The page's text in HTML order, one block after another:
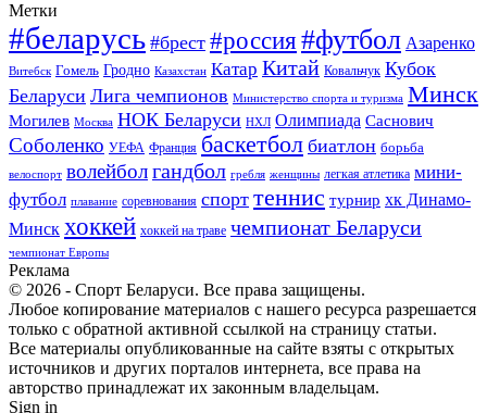
Метки
#беларусь #брест #россия#футбол Азаренко
Витебск Гомель Гродно Казахстан Катар Китай Ковальчук Кубок
Беларуси Лига чемпионов Министерство спорта и туризма Минск
Могилев Москва НОК Беларуси НХЛ Олимпиада Саснович
Соболенко УЕФА Франция баскетбол биатлон борьба
велоспорт волейболгандбол гребля женщины легкая атлетика мини-
футбол плавание соревнования спорт теннис турнир хк Динамо-
Минск хоккей хоккей на траве чемпионат Беларуси
чемпионат Европы
Реклама
© 2026 - Спорт Беларуси. Все права защищены.
Любое копирование материалов с нашего ресурса разрешается
только с обратной активной ссылкой на страницу статьи.
Все материалы опубликованные на сайте взяты с открытых
источников и других порталов интернета, все права на
авторство принадлежат их законным владельцам.
Sign in